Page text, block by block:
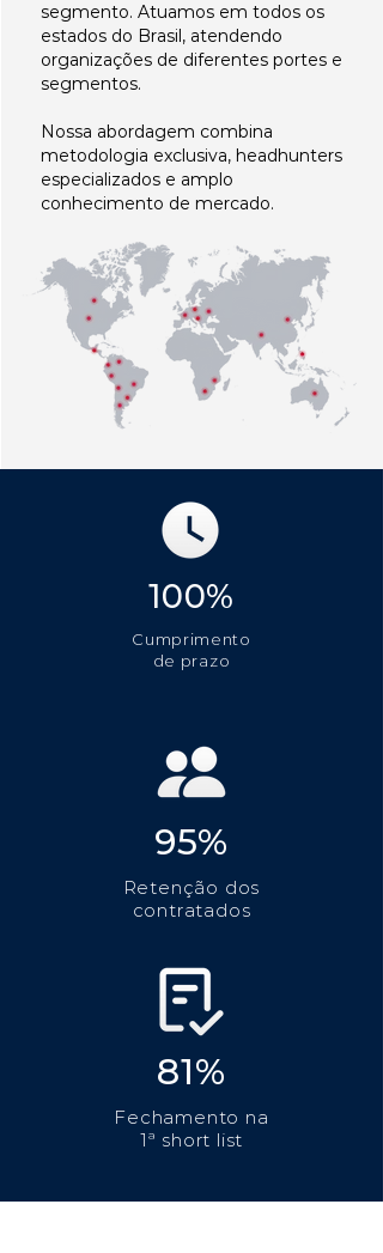
segmento. Atuamos em todos os
estados do Brasil, atendendo
organizações de diferentes portes e
segmentos.
Nossa abordagem combina
metodologia exclusiva, headhunters
especializados e amplo
conhecimento de mercado.
100%
Cumprimento
de prazo
95%
Retenção dos
contratados
81%
Fechamento na
1ª short list